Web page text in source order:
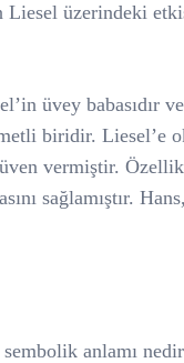
Liesel üzerindeki
üvey babasıdır
biridir. Liesel’e
vermiştir.
sağlamıştır.
anlamı